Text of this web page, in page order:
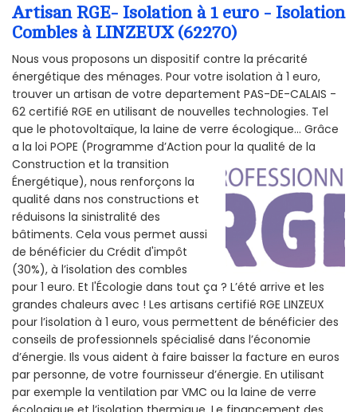
Artisan RGE- Isolation à 1 euro - Isolation
Combles à LINZEUX (62270)
Nous vous proposons un dispositif contre la précarité
énergétique des ménages. Pour votre isolation à 1 euro,
trouver un artisan de votre departement PAS-DE-CALAIS -
62 certifié RGE en utilisant de nouvelles technologies. Tel
que le photovoltaïque, la laine de verre écologique... Grâce
a la loi POPE (Programme d’Action pour la qualité de la
Construction et la transition
Énergétique), nous renforçons la
qualité dans nos constructions et
réduisons la sinistralité des
bâtiments. Cela vous permet aussi
de bénéficier du Crédit d'impôt
(30%), à l’isolation des combles
pour 1 euro. Et l'Écologie dans tout ça ? L’été arrive et les
grandes chaleurs avec ! Les artisans certifié RGE LINZEUX
pour l’isolation à 1 euro, vous permettent de bénéficier des
conseils de professionnels spécialisé dans l’économie
d’énergie. Ils vous aident à faire baisser la facture en euros
par personne, de votre fournisseur d’énergie. En utilisant
par exemple la ventilation par VMC ou la laine de verre